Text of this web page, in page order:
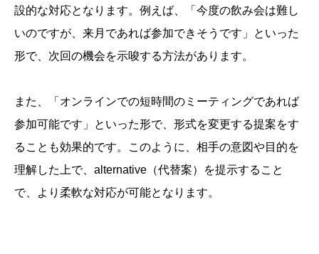
設的な対応となります。例えば、「今度の飲み会は難し
いのですが、来月であれば参加できそうです」といった
形で、次回の機会を示唆する方法があります。
また、「オンラインでの短時間のミーティングであれば
参加可能です」といった形で、形式を変更する提案をす
ることも効果的です。このように、相手の意図や目的を
理解した上で、alternative（代替案）を提示すること
で、より柔軟な対応が可能となります。